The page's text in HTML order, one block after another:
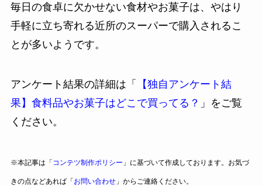
毎日の食卓に欠かせない食材やお菓子は、やはり
手軽に立ち寄れる近所のスーパーで購入されるこ
とが多いようです。
アンケート結果の詳細は「
【独自アンケート結
果】食料品やお菓子はどこで買ってる？ 」をご覧
ください。
※本記事は「 コンテツ制作ポリシー 」に基づいて作成しております。お気づ
きの点などあれば「お問い合わせ」からご連絡ください。